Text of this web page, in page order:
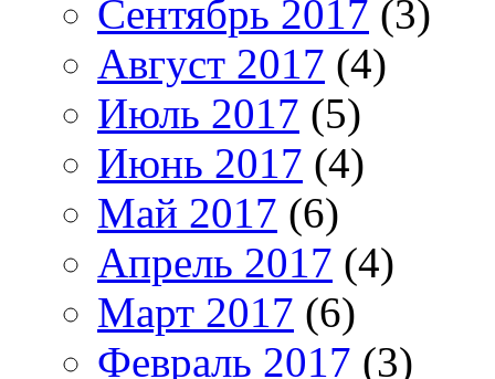
Сентябрь 2017 (3)
Август 2017 (4)
Июль 2017 (5)
Июнь 2017 (4)
Май 2017 (6)
Апрель 2017 (4)
Март 2017 (6)
Февраль 2017 (3)